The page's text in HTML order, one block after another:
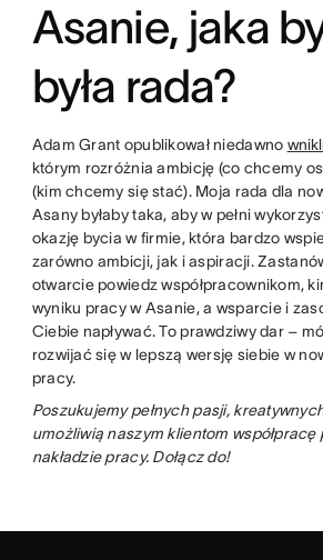
Asanie, jaka
była rada?
Adam Grant opublikował niedawno
którym rozróżnia ambicję (co chcemy
(kim chcemy się stać). Moja rada dla
Asany byłaby taka, aby w pełni
okazję bycia w firmie, która bardzo
zarówno ambicji, jak i aspiracji.
otwarcie powiedz współpracownikom,
wyniku pracy w Asanie, a wsparcie i
Ciebie napływać. To prawdziwy dar –
rozwijać się w lepszą wersję siebie w
pracy.
Poszukujemy pełnych pasji,
umożliwią naszym klientom współpracę
nakładzie pracy. Dołącz do!